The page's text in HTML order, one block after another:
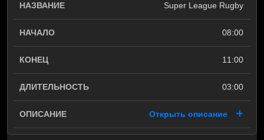
Super League Rugby
08:00
11:00
03:00
Открыть описание